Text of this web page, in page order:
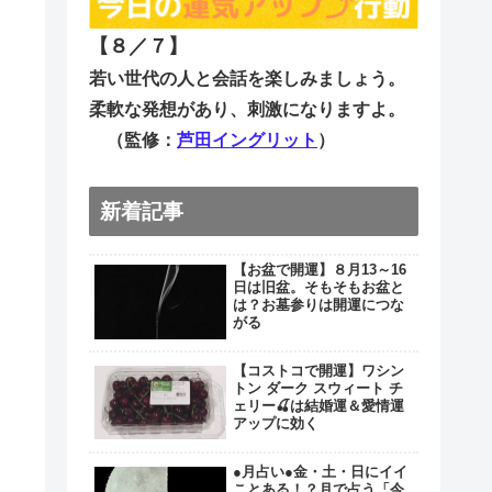
【８／７ 】
若い世代の人と会話を楽しみましょう。
柔軟な発想があり、刺激になりますよ。
（監修： 芦田イングリット ）
新着記事
【お盆で開運】８月13～16
日は旧盆。そもそもお盆と
は？お墓参りは開運につな
がる
【コストコで開運】ワシン
トン ダーク スウィート チ
ェリー🍒は結婚運＆愛情運
アップに効く
●月占い●金・土・日にイイ